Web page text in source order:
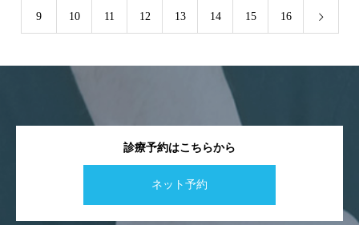
9 10 11 12 13 14 15 16
診療予約はこちらから
ネット予約